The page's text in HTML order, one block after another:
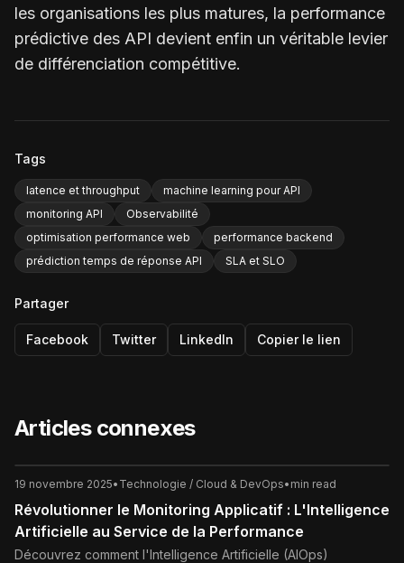
les organisations les plus matures, la performance
prédictive des API devient enfin un véritable levier
de différenciation compétitive.
Tags
latence et throughput
machine learning pour API
monitoring API
Observabilité
optimisation performance web
performance backend
prédiction temps de réponse API
SLA et SLO
Partager
Facebook Twitter LinkedIn Copier le lien
Articles connexes
19 novembre 2025• Technologie / Cloud & DevOps• min read
Révolutionner le Monitoring Applicatif : L'Intelligence
Artificielle au Service de la Performance
Découvrez comment l'Intelligence Artificielle (AIOps)